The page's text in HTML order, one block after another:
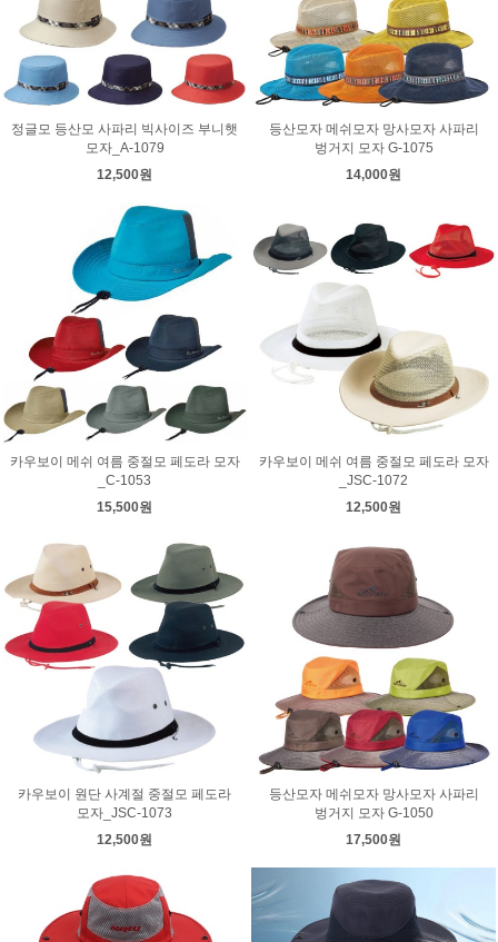
정글모 등산모 사파리 빅사이즈 부니햇
모자_A-1079
12,500원
등산모자 메쉬모자 망사모자 사파리
벙거지 모자 G-1075
14,000원
카우보이 메쉬 여름 중절모 페도라 모자
_C-1053
15,500원
카우보이 메쉬 여름 중절모 페도라 모자
_JSC-1072
12,500원
카우보이 원단 사계절 중절모 페도라
모자_JSC-1073
12,500원
등산모자 메쉬모자 망사모자 사파리
벙거지 모자 G-1050
17,500원